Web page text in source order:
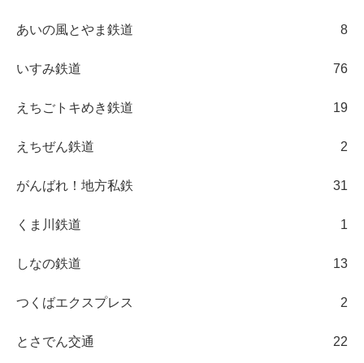
あいの風とやま鉄道 8
いすみ鉄道 76
えちごトキめき鉄道 19
えちぜん鉄道 2
がんばれ！地方私鉄 31
くま川鉄道 1
しなの鉄道 13
つくばエクスプレス 2
とさでん交通 22